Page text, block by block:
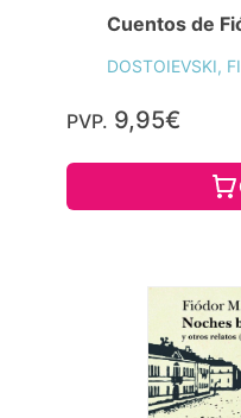
Cuentos de
DOSTOIEVSKI,
PVP. 9,95€